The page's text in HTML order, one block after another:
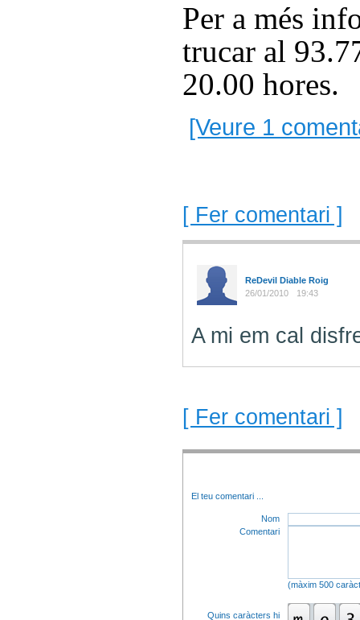
Per a més
trucar al
20.00 hores.
[Veure 1
[ Fer comentari ]
ReDevil Diable Roig
26/01/2010
19:43
A mi em cal
[ Fer comentari ]
El teu comentari
Nom
Comentari
(màxim 500
Quins caràcters hi